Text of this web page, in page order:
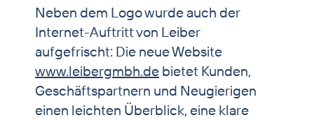
Neben dem Logo wurde auch der
Internet-Auftritt von Leiber
aufgefrischt: Die neue Website
www.leibergmbh.de bietet Kunden,
Geschäftspartnern und Neugierigen
einen leichten Überblick, eine klare